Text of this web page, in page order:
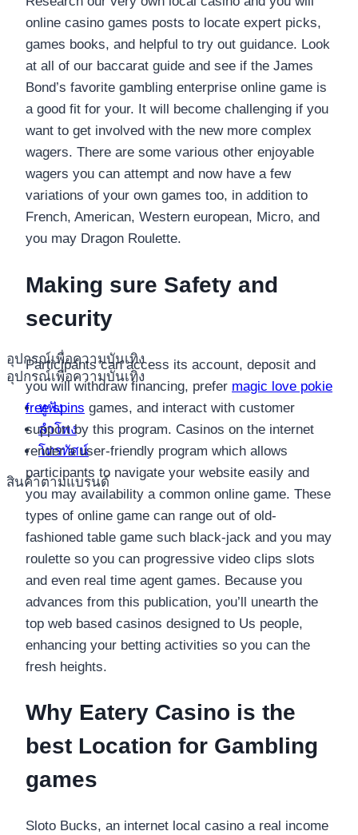
อุปกรณ์เพื่อความบันเทิง
อุปกรณ์เพื่อความบันเทิง
หูฟัง
ลำโพง
โทรทัศน์
สินค้าตามแบรนด์
online casino games posts to locate expert picks,
games books, and helpful to try out guidance. Look
at all of our baccarat guide and see if the James
Bond’s favorite gambling enterprise online game is
a good fit for your. It will become challenging if you
want to get involved with the new more complex
wagers. There are some various other enjoyable
wagers you can attempt and now have a few
variations of your own games too, in addition to
French, American, Western european, Micro, and
you may Dragon Roulette.
Making sure Safety and
security
Participants can access its account, deposit and
you will withdraw financing, prefer magic love pokie
free spins games, and interact with customer
support by this program. Casinos on the internet
render a user-friendly program which allows
participants to navigate your website easily and
you may availability a common online game. These
types of online game can range out of old-
fashioned table game such black-jack and you may
roulette so you can progressive video clips slots
and even real time agent games. Because you
advances from this publication, you’ll unearth the
top web based casinos designed to Us people,
enhancing your betting activities so you can the
fresh heights.
Why Eatery Casino is the
best Location for Gambling
games
Sloto Bucks, an internet local casino a real income